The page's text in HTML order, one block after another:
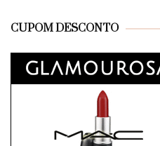
CUPOM DESCONTO